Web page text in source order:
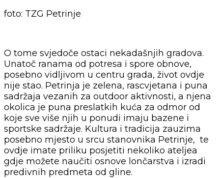
foto: TZG Petrinje
O tome svjedoče ostaci nekadašnjih gradova.
Unatoč ranama od potresa i spore obnove,
posebno vidljivom u centru grada, život ovdje
nije stao. Petrinja je zelena, rascvjetana i puna
sadržaja vezanih za outdoor aktivnosti, a njena
okolica je puna preslatkih kuća za odmor od
koje sve više njih u ponudi imaju bazene i
sportske sadržaje. Kultura i tradicija zauzima
posebno mjesto u srcu stanovnika Petrinje, te
ovdje imate priliku posjetiti nekoliko ateljea
gdje možete naučiti osnove lončarstva i izradi
predivnih predmeta od gline.